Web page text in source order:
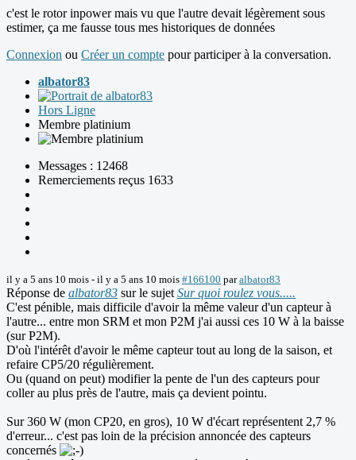
c'est le rotor inpower mais vu que l'autre devait légèrement sous
estimer, ça me fausse tous mes historiques de données
Connexion ou Créer un compte pour participer à la conversation.
albator83
Hors Ligne
Membre platinium
Messages : 12468
Remerciements reçus 1633
il y a 5 ans 10 mois - il y a 5 ans 10 mois #166100 paralbator83
Réponse de albator83 sur le sujet Sur quoi roulez vous.....
C'est pénible, mais difficile d'avoir la même valeur d'un capteur à
l'autre... entre mon SRM et mon P2M j'ai aussi ces 10 W à la baisse
(sur P2M).
D'où l'intérêt d'avoir le même capteur tout au long de la saison, et
refaire CP5/20 régulièrement.
Ou (quand on peut) modifier la pente de l'un des capteurs pour
coller au plus près de l'autre, mais ça devient pointu.
Sur 360 W (mon CP20, en gros), 10 W d'écart représentent 2,7 %
d'erreur... c'est pas loin de la précision annoncée des capteurs
concernés